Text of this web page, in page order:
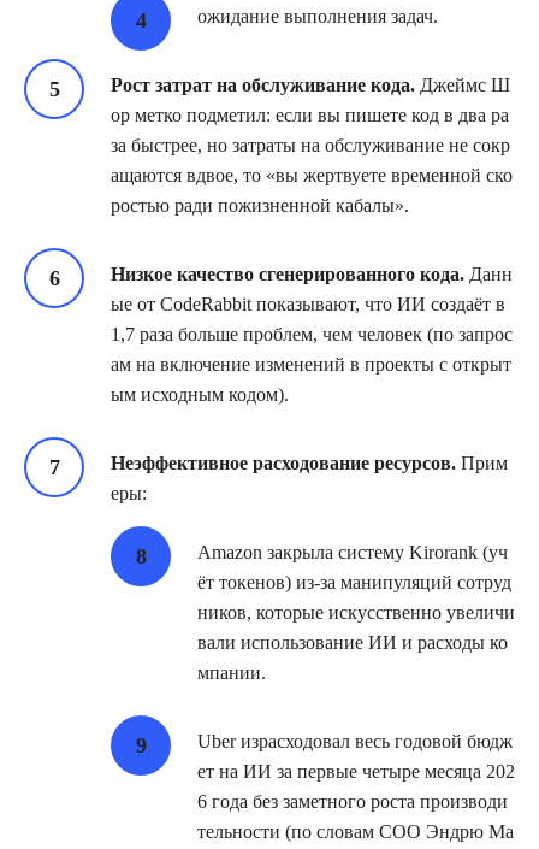
ожидание выполнения задач.
Рост затрат на обслуживание кода. Джеймс Ш
ор метко подметил: если вы пишете код в два ра
за быстрее, но затраты на обслуживание не сокр
ащаются вдвое, то «вы жертвуете временной ско
ростью ради пожизненной кабалы».
Низкое качество сгенерированного кода. Данн
ые от CodeRabbit показывают, что ИИ создаёт в
1,7 раза больше проблем, чем человек (по запрос
ам на включение изменений в проекты с открыт
ым исходным кодом).
Неэффективное расходование ресурсов. Прим
еры:
Amazon закрыла систему Kirorank (уч
ёт токенов) из‑за манипуляций сотруд
ников, которые искусственно увеличи
вали использование ИИ и расходы ко
мпании.
Uber израсходовал весь годовой бюдж
ет на ИИ за первые четыре месяца 202
6 года без заметного роста производи
тельности (по словам COO Эндрю Ма